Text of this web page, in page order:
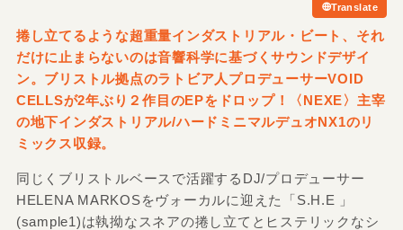
Translate
捲し立てるような超重量インダストリアル・ビート、それ
だけに止まらないのは音響科学に基づくサウンドデザイ
ン。ブリストル拠点のラトビア人プロデューサーVOID
CELLSが2年ぶり２作目のEPをドロップ！〈NEXE〉主宰
の地下インダストリアル/ハードミニマルデュオNX1のリ
ミックス収録。
同じくブリストルベースで活躍するDJ/プロデューサー
HELENA MARKOSをヴォーカルに迎えた「S.H.E 」
(sample1)は執拗なスネアの捲し立てとヒステリックなシ